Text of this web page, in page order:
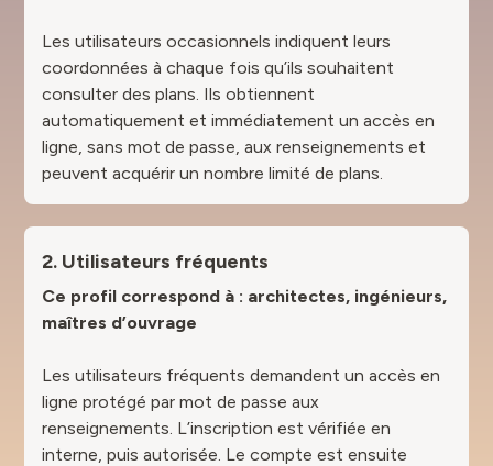
Les utilisateurs occasionnels indiquent leurs
coordonnées à chaque fois qu’ils souhaitent
consulter des plans. Ils obtiennent
automatiquement et immédiatement un accès en
ligne, sans mot de passe, aux renseignements et
peuvent acquérir un nombre limité de plans.
2. Utilisateurs fréquents
Ce profil correspond à : architectes, ingénieurs,
maîtres d’ouvrage
Les utilisateurs fréquents demandent un accès en
ligne protégé par mot de passe aux
renseignements. L’inscription est vérifiée en
interne, puis autorisée. Le compte est ensuite